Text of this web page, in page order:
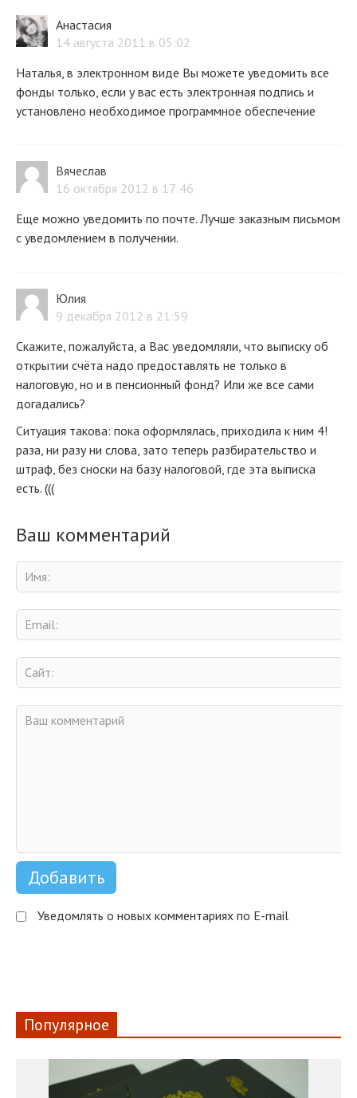
Анастасия
14 августа 2011 в 05:02
Наталья, в электронном виде Вы можете уведомить все
фонды только, если у вас есть электронная подпись и
установлено необходимое программное обеспечение
Вячеслав
16 октября 2012 в 17:46
Еще можно уведомить по почте. Лучше заказным письмом
с уведомлением в получении.
Юлия
9 декабря 2012 в 21:59
Скажите, пожалуйста, а Вас уведомляли, что выписку об
открытии счёта надо предоставлять не только в
налоговую, но и в пенсионный фонд? Или же все сами
догадались?
Ситуация такова: пока оформлялась, приходила к ним 4!
раза, ни разу ни слова, зато теперь разбирательство и
штраф, без сноски на базу налоговой, где эта выписка
есть. (((
Ваш комментарий
Уведомлять о новых комментариях по E-mail
Популярное